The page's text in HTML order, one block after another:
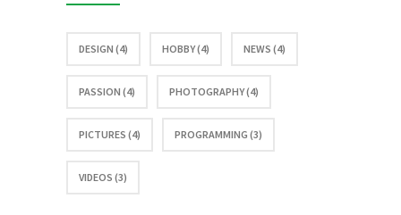
DESIGN (4) HOBBY (4) NEWS (4)
PASSION (4) PHOTOGRAPHY (4)
PICTURES (4) PROGRAMMING (3)
VIDEOS (3)